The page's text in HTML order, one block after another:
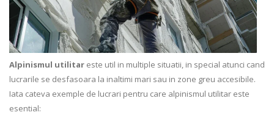
Alpinismul utilitar este util in multiple situatii, in special atunci cand
lucrarile se desfasoara la inaltimi mari sau in zone greu accesibile.
Iata cateva exemple de lucrari pentru care alpinismul utilitar este
esential: